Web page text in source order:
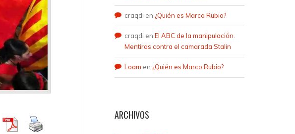
craqdi en ¿Quién es Marco Rubio?
craqdi en El ABC de la manipulación.
Mentiras contra el camarada Stalin
Loam en ¿Quién es Marco Rubio?
ARCHIVOS